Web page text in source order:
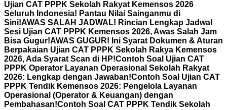
Ujian CAT PPPK Sekolah Rakyat Kemensos 2026
Seluruh Indonesia! Pantau Nilai Sainganmu di
Sini!AWAS SALAH JADWAL! Rincian Lengkap Jadwal
Sesi Ujian CAT PPPK Kemensos 2026, Awas Salah Jam
Bisa Gugur!AWAS GUGUR! Ini Syarat Dokumen & Aturan
Berpakaian Ujian CAT PPPK Sekolah Rakya Kemensos
2026, Ada Syarat Scan di HP!Contoh Soal Ujian CAT
PPPK Operator Layanan Operasional Sekolah Rakyat
2026: Lengkap dengan Jawaban!Contoh Soal Ujian CAT
PPPK Tendik Kemensos 2026: Pengelola Layanan
Operasional (Operator & Keuangan) dengan
Pembahasan!Contoh Soal CAT PPPK Tendik Sekolah